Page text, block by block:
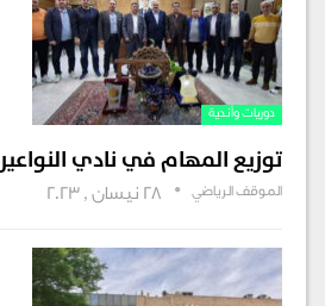
دوريات وأندية
توزيع المهام في نادي النواعير؟
الموقف الرياضي 28 نيسان , 2023